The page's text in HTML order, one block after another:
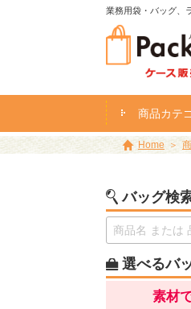
業務用袋・バッグ、
商品カテ
Home
バッグ検
選べるバ
素材